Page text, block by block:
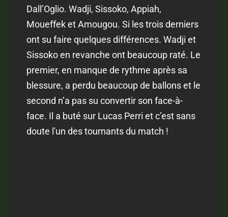
Dall’Oglio. Wadji, Sissoko, Appiah,
Moueffek et Amougou. Si les trois derniers
ont su faire quelques différences. Wadji et
Sissoko en revanche ont beaucoup raté. Le
premier, en manque de rythme après sa
blessure, a perdu beaucoup de ballons et le
second n’a pas su convertir son face-à-
face. Il a buté sur Lucas Perri et c’est sans
doute l'un des tournants du match !